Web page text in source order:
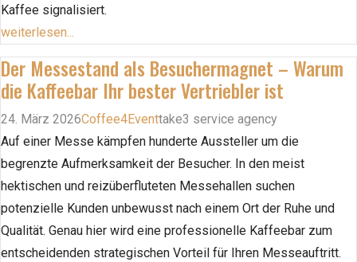
Kaffee signalisiert.
weiterlesen...
Der Messestand als Besuchermagnet – Warum
die Kaffeebar Ihr bester Vertriebler ist
24. März 2026Coffee4Eventtake3 service agency
Auf einer Messe kämpfen hunderte Aussteller um die
begrenzte Aufmerksamkeit der Besucher. In den meist
hektischen und reizüberfluteten Messehallen suchen
potenzielle Kunden unbewusst nach einem Ort der Ruhe und
Qualität. Genau hier wird eine professionelle Kaffeebar zum
entscheidenden strategischen Vorteil für Ihren Messeauftritt.